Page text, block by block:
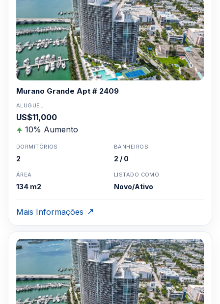
Murano Grande Apt # 2409
ALUGUEL
US$11,000
10% Aumento
DORMITÓRIOS
2
BANHEIROS
2 / 0
ÁREA
134 m2
LISTADO COMO
Novo/Ativo
Mais Informações